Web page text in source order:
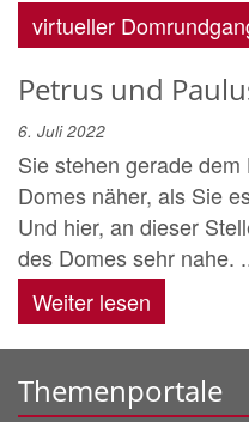
virtueller
Petrus und
6. Juli 2022
Sie stehen gerade
Domes näher, als Sie
Und hier, an dieser
des Domes sehr nahe.
Weiter lesen
Themenportale